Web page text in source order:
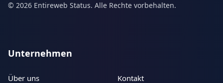
© 2026 Entireweb Status. Alle Rechte vorbehalten.
Unternehmen
Über uns Kontakt